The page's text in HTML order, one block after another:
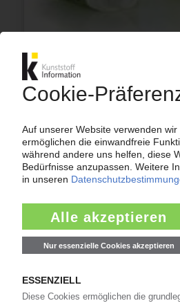
MEGA AIRLESS
Deutscher Spezialist für
HUHTAMAKI
Übernahme von Fiomo /
Amcor AptarGroup